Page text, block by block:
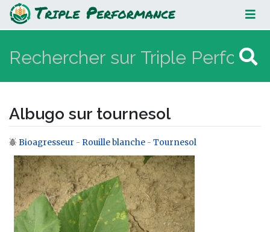
Albugo sur tournesol
Albugo sur tournesol
Aller à :navigation,rechercher
Bioagresseur - Rouille blanche - Tournesol